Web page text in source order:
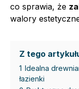
co sprawia, że
walory
Z tego
1 Idealna
łazienki